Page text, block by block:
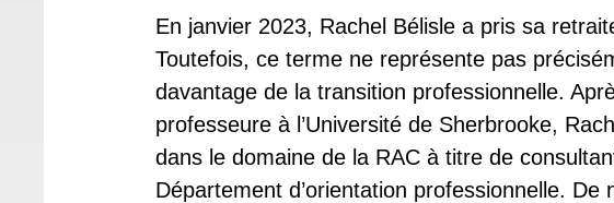
En janvier 2023, Rachel Bélisle a pris sa
Toutefois, ce terme ne représente pas
davantage de la transition professionnelle.
professeure à l’Université de Sherbrooke,
dans le domaine de la RAC à titre de
Département d’orientation professionnelle.